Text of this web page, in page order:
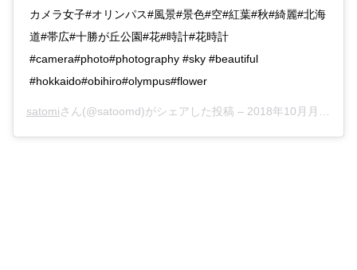
カメラ女子#オリンパス#風景#景色#空#紅葉#秋#綺麗#北海
道#帯広#十勝が丘公園#花#時計#花時計
#camera#photo#photography #sky #beautiful
#hokkaido#obihiro#olympus#flower
satomiさん(@satoomd)がシェアした投稿 – 2018年10月月30日午後8時18分PDT